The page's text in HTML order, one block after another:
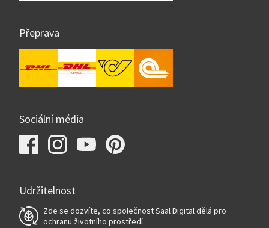
Přeprava
Sociální média
Udržitelnost
Zde se dozvíte, co společnost Saal Digital dělá pro
ochranu životního prostředí.